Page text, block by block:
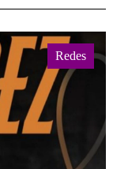
Redes